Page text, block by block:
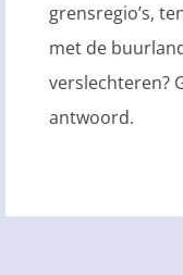
grensregio’s,
met de
verslechteren?
antwoord.